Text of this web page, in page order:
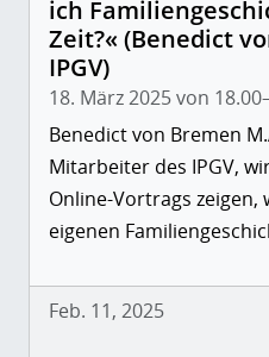
ich
Zeit?« (Benedict
IPGV)
18. März 2025 von
Benedict von Bremen
Mitarbeiter des IPGV,
Online-Vortrags zeigen,
eigenen
Feb. 11, 2025